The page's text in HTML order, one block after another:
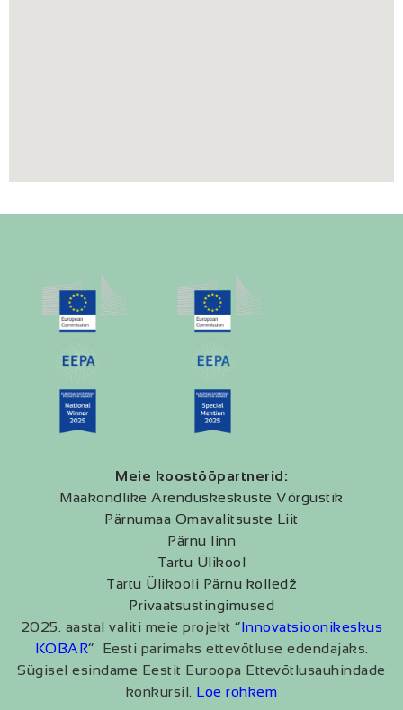
Meie koostööpartnerid:
Maakondlike Arenduskeskuste Võrgustik
Pärnumaa Omavalitsuste Liit
Pärnu linn
Tartu Ülikool
Tartu Ülikooli Pärnu kolledž
Privaatsustingimused
2025. aastal valiti meie projekt “Innovatsioonikeskus
KOBAR” Eesti parimaks ettevõtluse edendajaks.
Sügisel esindame Eestit Euroopa Ettevõtlusauhindade
konkursil. Loe rohkem